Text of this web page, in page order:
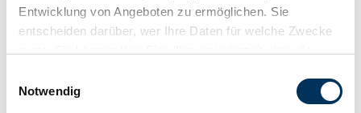
Entwicklung von Angeboten zu ermöglichen. Sie
entscheiden darüber, wer Ihre Daten für welche Zwecke
Trigger Symbol ändern oder widerrufen
Notwendig